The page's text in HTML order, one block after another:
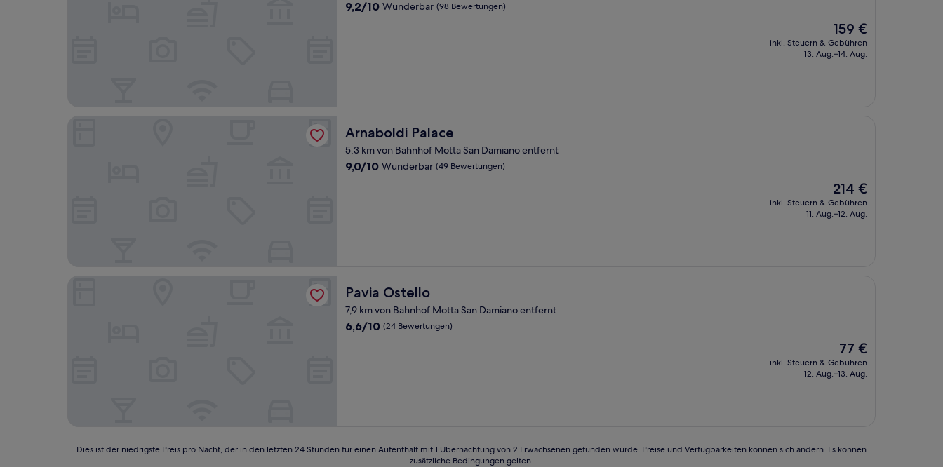
9.2
9,2/10 Wunderbar (98 Bewertungen)
Der
Preis
beträgt
159 €
inkl. Steuern & Gebühren
13. Aug.–14. Aug.
Arnaboldi Palace
Arnaboldi Palace
5,3 km von Bahnhof Motta San Damiano entfernt
9.0
9,0/10 Wunderbar (49 Bewertungen)
Der
Preis
beträgt
214 €
inkl. Steuern & Gebühren
11. Aug.–12. Aug.
Pavia Ostello
Pavia Ostello
7,9 km von Bahnhof Motta San Damiano entfernt
6.6
6,6/10 (24 Bewertungen)
Der
Preis
beträgt
77 €
inkl. Steuern & Gebühren
12. Aug.–13. Aug.
Dies
Dies ist der niedrigste Preis pro Nacht, der in den letzten 24 Stunden für einen Aufenthalt mit 1 Übernachtung von 2 Erwachsenen gefunden wurde. Preise und Verfügbarkeiten können sich ändern. Es können
zusätzliche Bedingungen gelten.